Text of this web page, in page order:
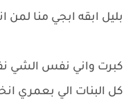
بليل ابقه ابجي منا لمن
كبرت واني نفس الشي
كل البنات الي بعمري